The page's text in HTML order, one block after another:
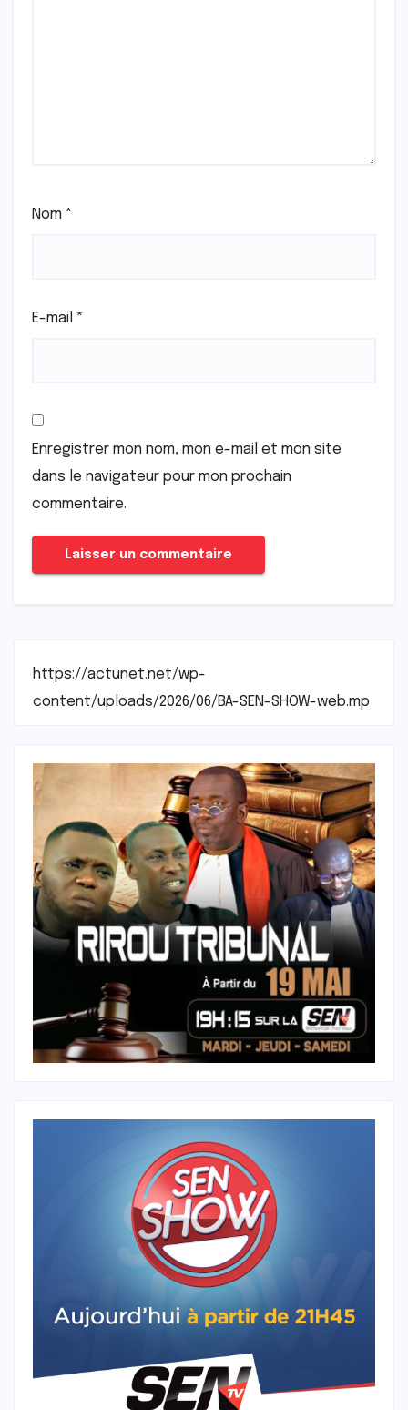
Nom *
E-mail *
Enregistrer mon nom, mon e-mail et mon site
dans le navigateur pour mon prochain
commentaire.
https://actunet.net/wp-
content/uploads/2026/06/BA-SEN-SHOW-web.mp